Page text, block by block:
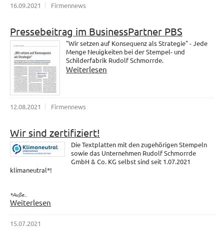
16.09.2021 Firmennews
Pressebeitrag im BusinessPartner PBS
"Wir setzen auf Konsequenz als Strategie" - Jede
Menge Neuigkeiten bei der Stempel- und
Schilderfabrik Rudolf Schmorrde.
Weiterlesen
12.08.2021 Firmennews
Wir sind zertifiziert!
Die Textplatten mit den zugehörigen Stempeln
sowie das Unternehmen Rudolf Schmorrde
GmbH & Co. KG selbst sind seit 1.07.2021
klimaneutral*!
*Auße...
Weiterlesen
15.07.2021